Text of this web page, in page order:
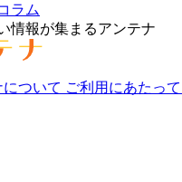
ラム
情報が集まるアンテナ
ついて ご利用にあたって